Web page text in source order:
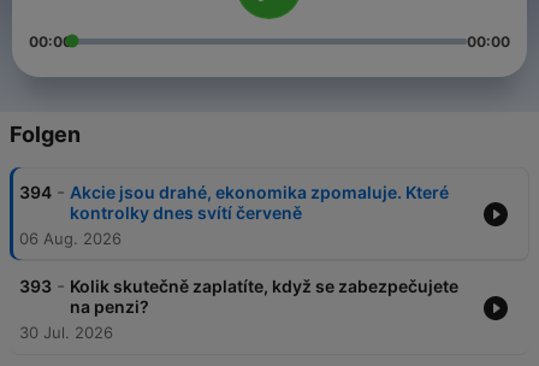
00:00 00:00
Folgen
394 - Akcie jsou drahé, ekonomika zpomaluje. Které
kontrolky dnes svítí červeně
06 Aug. 2026
393 - Kolik skutečně zaplatíte, když se zabezpečujete
na penzi?
30 Jul. 2026